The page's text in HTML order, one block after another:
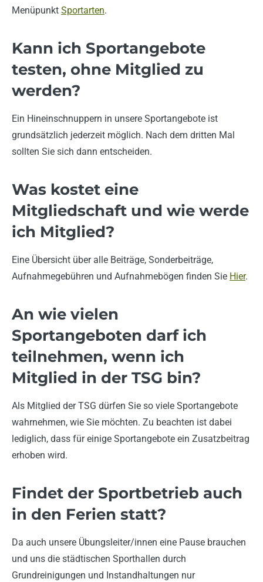
Menüpunkt Sportarten.
Kann ich Sportangebote
testen, ohne Mitglied zu
werden?
Ein Hineinschnuppern in unsere Sportangebote ist
grundsätzlich jederzeit möglich. Nach dem dritten Mal
sollten Sie sich dann entscheiden.
Was kostet eine
Mitgliedschaft und wie werde
ich Mitglied?
Eine Übersicht über alle Beiträge, Sonderbeiträge,
Aufnahmegebühren und Aufnahmebögen finden Sie Hier.
An wie vielen
Sportangeboten darf ich
teilnehmen, wenn ich
Mitglied in der TSG bin?
Als Mitglied der TSG dürfen Sie so viele Sportangebote
wahrnehmen, wie Sie möchten. Zu beachten ist dabei
lediglich, dass für einige Sportangebote ein Zusatzbeitrag
erhoben wird.
Findet der Sportbetrieb auch
in den Ferien statt?
Da auch unsere Übungsleiter/innen eine Pause brauchen
und uns die städtischen Sporthallen durch
Grundreinigungen und Instandhaltungen nur